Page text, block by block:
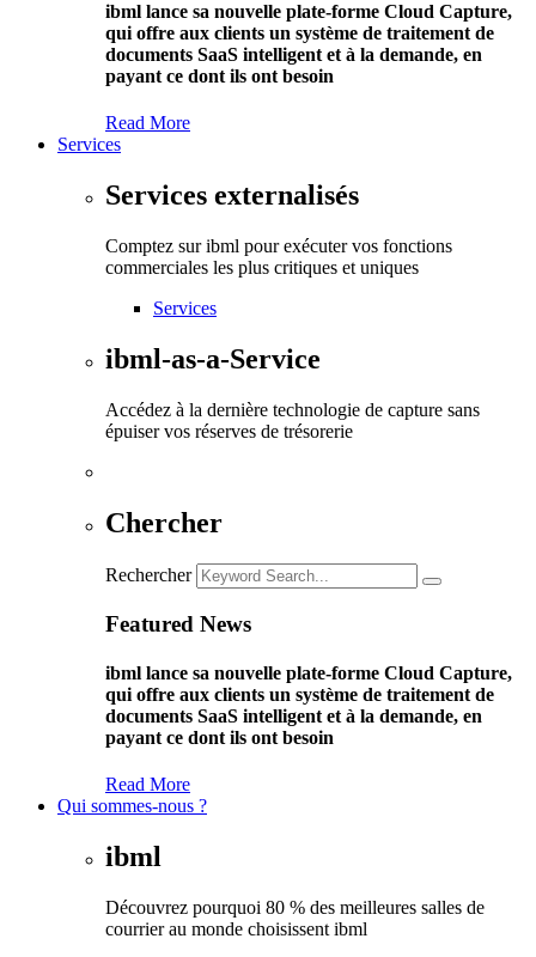
ibml lance sa nouvelle plate-forme Cloud Capture,
qui offre aux clients un système de traitement de
documents SaaS intelligent et à la demande, en
payant ce dont ils ont besoin
Read More
Services
Services externalisés
Comptez sur ibml pour exécuter vos fonctions
commerciales les plus critiques et uniques
Services
ibml-as-a-Service
Accédez à la dernière technologie de capture sans
épuiser vos réserves de trésorerie
Chercher
Rechercher
Featured News
ibml lance sa nouvelle plate-forme Cloud Capture,
qui offre aux clients un système de traitement de
documents SaaS intelligent et à la demande, en
payant ce dont ils ont besoin
Read More
Qui sommes-nous ?
ibml
Découvrez pourquoi 80 % des meilleures salles de
courrier au monde choisissent ibml